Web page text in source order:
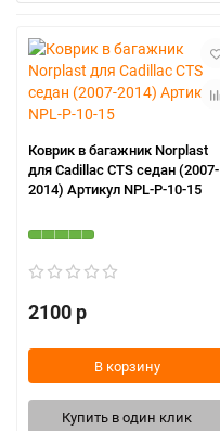
Коврик в багажник Norplast
для Cadillac CTS седан (2007-
2014) Артикул NPL-P-10-15
2100 р
В корзину
Купить в один клик